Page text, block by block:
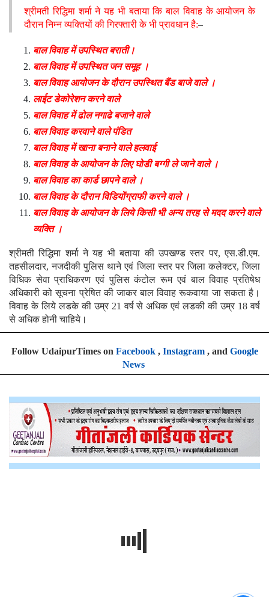
श्रीमती रिद्धिमा शर्मा ने यह भी बताया कि बाल विवाह के आयोजन के
दौरान निम्न व्यक्तियों की गिरफ्तारी के भी प्रावधान है:–
बाल विवाह में उपस्थित बराती।
बाल विवाह में उपस्थित जन समूह ।
बाल विवाह आयोजन के दौरान उपस्थित बैंड बाजे वाले ।
लाईट डेकोरेशन करने वाले
बाल विवाह में ढोल नगाढे बजाने वाले
बाल विवाह करवाने वाले पंडित
बाल विवाह में खाना बनाने वाले हलवाई
बाल विवाह के आयोजन के लिए घोडी बग्गी ले जाने वाले ।
बाल विवाह का कार्ड छापने वाले ।
बाल विवाह के दौरान विडियोंग्राफी करने वाले ।
बाल विवाह के आयोजन के लिये किसी भी अन्य तरह से मदद करने वाले
व्यक्ति ।
श्रीमती रिद्धिमा शर्मा ने यह भी बताया की उपखण्ड स्तर पर, एस.डी.एम.
तहसीलदार, नजदीकी पुलिस थाने एवं जिला स्तर पर जिला कलेक्टर, जिला
विधिक सेवा प्राधिकरण एवं पुलिस कंटोल रूम एवं बाल विवाह प्रतिषेध
अधिकारी को सूचना प्रेषित की जाकर बाल विवाह रूकवाया जा सकता है।
विवाह के लिये लडके की उम्र 21 वर्ष से अधिक एवं लडकी की उम्र 18 वर्ष
से अधिक होनी चाहिये।
Follow UdaipurTimes on Facebook, Instagram, and Google
News